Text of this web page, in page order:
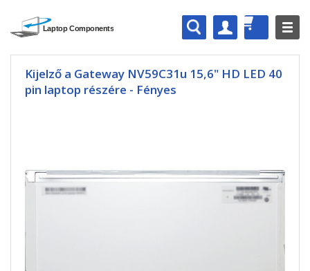
Kijelző a Gateway NV59C31u 15,6" HD LED 40
pin laptop részére - Fényes